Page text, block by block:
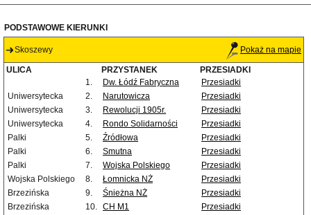
PODSTAWOWE KIERUNKI
Skoszewy Pokaż na mapie
ULICA PRZYSTANEK
PRZESIADKI
1.
Dw. Łódź Fabryczna
Przesiadki
Uniwersytecka
2. Narutowicza
Przesiadki
Uniwersytecka
3. Rewolucji 1905r.
Przesiadki
Uniwersytecka
4. Rondo Solidarności
Przesiadki
Palki
5. Źródłowa
Przesiadki
Palki
6. Smutna
Przesiadki
Palki
7. Wojska Polskiego
Przesiadki
Wojska Polskiego
8. Łomnicka NŻ
Przesiadki
Brzezińska
9. Śnieżna NŻ
Przesiadki
Brzezińska
10. CH M1
Przesiadki